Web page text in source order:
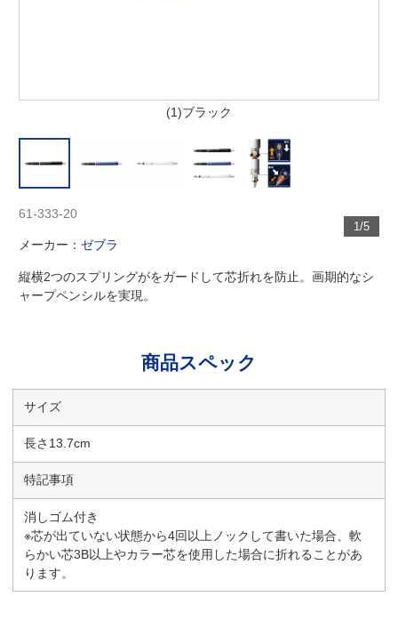
(1)ブラック
1/5
61-333-20
メーカー： ゼブラ
縦横2つのスプリングがをガードして芯折れを防止。画期的なシ
ャープペンシルを実現。
商品スペック
サイズ
長さ13.7cm
特記事項
消しゴム付き
※芯が出ていない状態から4回以上ノックして書いた場合、軟
らかい芯3B以上やカラー芯を使用した場合に折れることがあ
ります。